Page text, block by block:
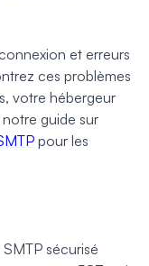
et erreurs
ces problèmes
votre hébergeur
guide sur
pour les
sécurisé